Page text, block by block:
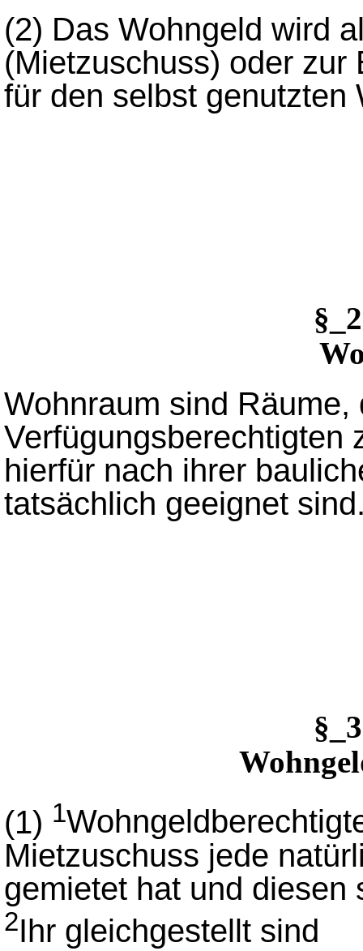
(2) Das Wohngeld wird
(Mietzuschuss) oder
für den selbst genutzten
Wohnraum sind Räume,
Verfügungsberechtigten
hierfür nach ihrer
tatsächlich geeignet
(1) 1
Mietzuschuss jede
gemietet hat und diesen
2Ihr gleichgestellt sind